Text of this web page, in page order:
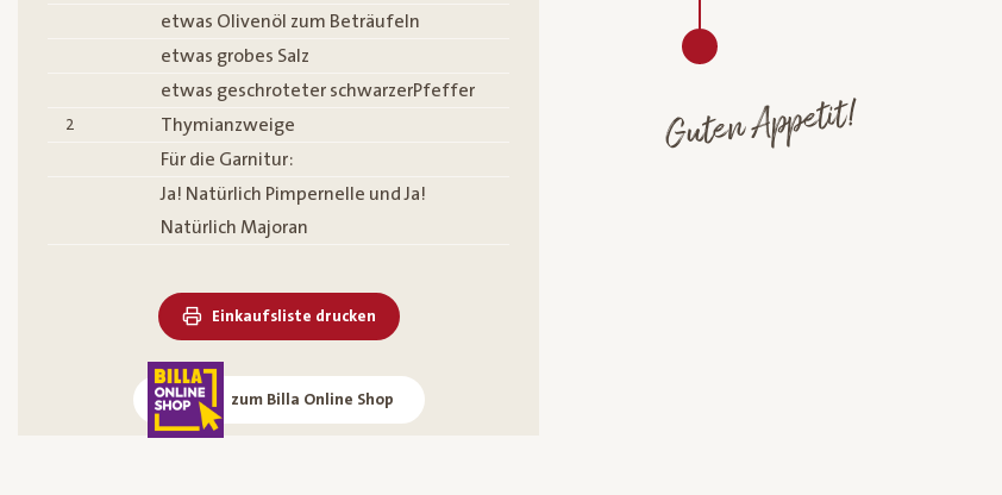
etwas Olivenöl zum Beträufeln
etwas grobes Salz
etwas geschroteter schwarzerPfeffer
2
Thymianzweige
Für die Garnitur:
Ja! Natürlich Pimpernelle und Ja!
Natürlich Majoran
Einkaufsliste drucken
zum Billa Online Shop
Guten Appetit!